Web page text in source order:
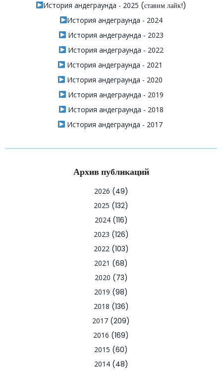
История андеграунда - 2025 (ставим лайк!)
История андеграунда - 2024
История андеграунда - 2023
История андеграунда - 2022
История андеграунда - 2021
История андеграунда - 2020
История андеграунда - 2019
История андеграунда - 2018
История андеграунда - 2017
Архив публикаций
2026 (49)
2025 (132)
2024(116)
2023 (126)
2022(103)
2021 (68)
2020 (73)
2019 (98)
2018 (136)
2017 (209)
2016 (169)
2015 (60)
2014(48)